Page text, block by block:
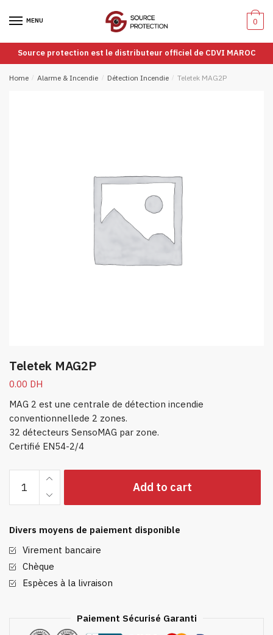
navigation
MENU 0
Source protection est le distributeur officiel de CDVI MAROC
Home / Alarme & Incendie / Détection Incendie / Teletek MAG2P
Teletek MAG2P
0.00 DH
MAG 2 est une centrale de détection incendie
conventionnellede 2 zones.
32 détecteurs SensoMAG par zone.
Certifié EN54-2/4
MAG2P
quantity
Add to cart
Divers moyens de paiement disponible
Virement bancaire
Chèque
Espèces à la livraison
Paiement Sécurisé Garanti